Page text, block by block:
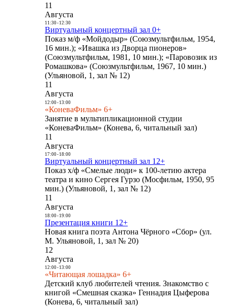
11
Августа
11:30- 12:30
Виртуальный концертный зал 0+
Показ м/ф «Мойдодыр» (Союзмультфильм, 1954,
16 мин.); «Ивашка из Дворца пионеров»
(Союзмультфильм, 1981, 10 мин.); «Паровозик из
Ромашкова» (Союзмультфильм, 1967, 10 мин.)
(Ульяновой, 1, зал № 12)
11
Августа
12:00- 13:00
«КоневаФильм» 6+
Занятие в мультипликационной студии
«КоневаФильм» (Конева, 6, читальный зал)
11
Августа
17:00- 18:00
Виртуальный концертный зал 12+
Показ х/ф «Смелые люди» к 100-летию актера
театра и кино Сергея Гурзо (Мосфильм, 1950, 95
мин.) (Ульяновой, 1, зал № 12)
11
Августа
18:00- 19:00
Презентация книги 12+
Новая книга поэта Антона Чёрного «Сбор» (ул.
М. Ульяновой, 1, зал № 20)
12
Августа
12:00- 13:00
«Читающая лошадка» 6+
Детский клуб любителей чтения. Знакомство с
книгой «Смешная сказка» Геннадия Цыферова
(Конева, 6, читальный зал)